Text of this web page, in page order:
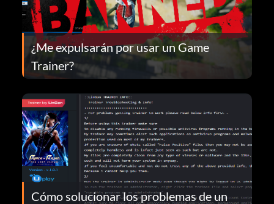
¿Me expulsarán por usar un Game
Trainer?
Cómo solucionar los problemas de un